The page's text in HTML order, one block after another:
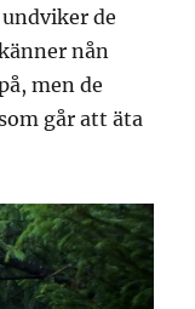
de
nån
men de
går att äta